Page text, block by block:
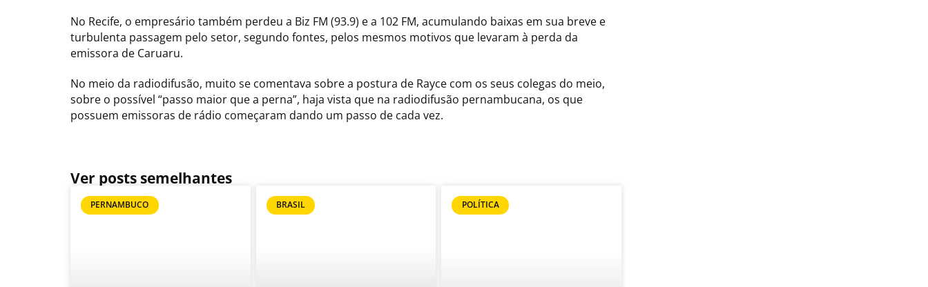
No Recife, o empresário também perdeu a Biz FM (93.9) e a 102 FM, acumulando baixas em sua breve e
turbulenta passagem pelo setor, segundo fontes, pelos mesmos motivos que levaram à perda da
emissora de Caruaru.
No meio da radiodifusão, muito se comentava sobre a postura de Rayce com os seus colegas do meio,
sobre o possível “passo maior que a perna”, haja vista que na radiodifusão pernambucana, os que
possuem emissoras de rádio começaram dando um passo de cada vez.
Ver posts semelhantes
PERNAMBUCO BRASIL POLÍTICA